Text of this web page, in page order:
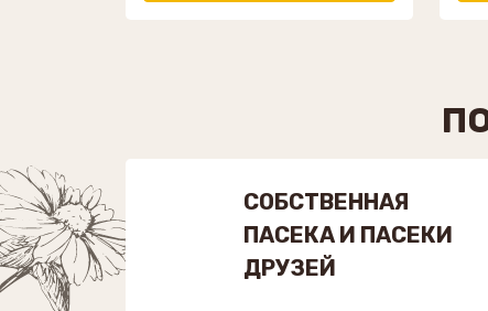
СОБСТВЕННАЯ
ПАСЕКА И ПАСЕКИ
ДРУЗЕЙ